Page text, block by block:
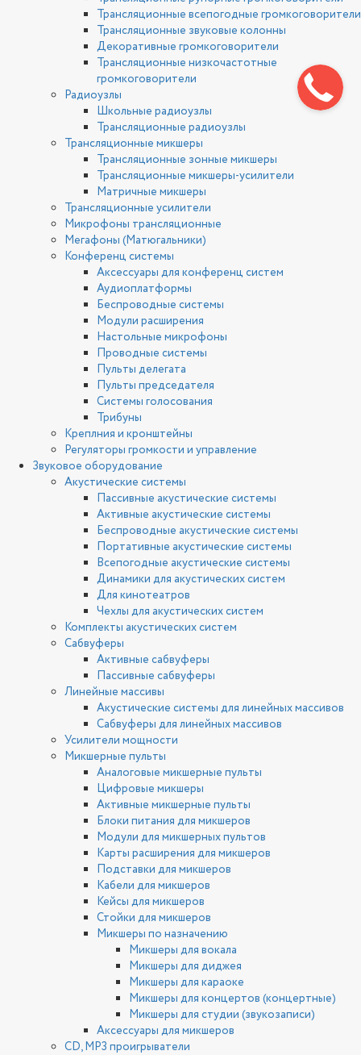
Трансляционные всепогодные громкоговорители
Трансляционные звуковые колонны
Декоративные громкоговорители
Трансляционные низкочастотные
громкоговорители
Радиоузлы
Школьные радиоузлы
Трансляционные радиоузлы
Трансляционные микшеры
Трансляционные зонные микшеры
Трансляционные микшеры-усилители
Матричные микшеры
Трансляционные усилители
Микрофоны трансляционные
Мегафоны (Матюгальники)
Конференц системы
Аксессуары для конференц систем
Аудиоплатформы
Беспроводные системы
Модули расширения
Настольные микрофоны
Проводные системы
Пульты делегата
Пульты председателя
Системы голосования
Трибуны
Креплния и кронштейны
Регуляторы громкости и управление
Звуковое оборудование
Акустические системы
Пассивные акустические системы
Активные акустические системы
Беспроводные акустические системы
Портативные акустические системы
Всепогодные акустические системы
Динамики для акустических систем
Для кинотеатров
Чехлы для акустических систем
Комплекты акустических систем
Сабвуферы
Активные сабвуферы
Пассивные сабвуферы
Линейные массивы
Акустические системы для линейных массивов
Сабвуферы для линейных массивов
Усилители мощности
Микшерные пульты
Аналоговые микшерные пульты
Цифровые микшеры
Активные микшерные пульты
Блоки питания для микшеров
Модули для микшерных пультов
Карты расширения для микшеров
Подставки для микшеров
Кабели для микшеров
Кейсы для микшеров
Стойки для микшеров
Микшеры по назначению
Микшеры для вокала
Микшеры для диджея
Микшеры для караоке
Микшеры для концертов (концертные)
Микшеры для студии (звукозаписи)
Аксессуары для микшеров
CD, MP3 проигрыватели